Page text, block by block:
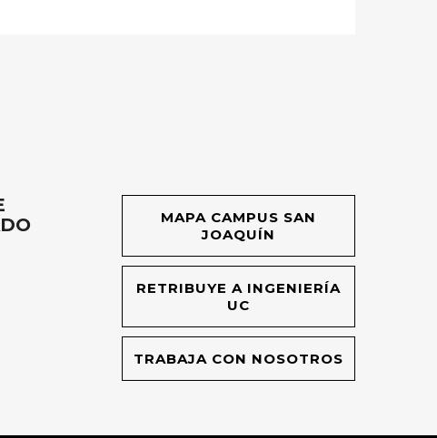
MAPA CAMPUS SAN
JOAQUÍN
RETRIBUYE A INGENIERÍA
UC
TRABAJA CON NOSOTROS